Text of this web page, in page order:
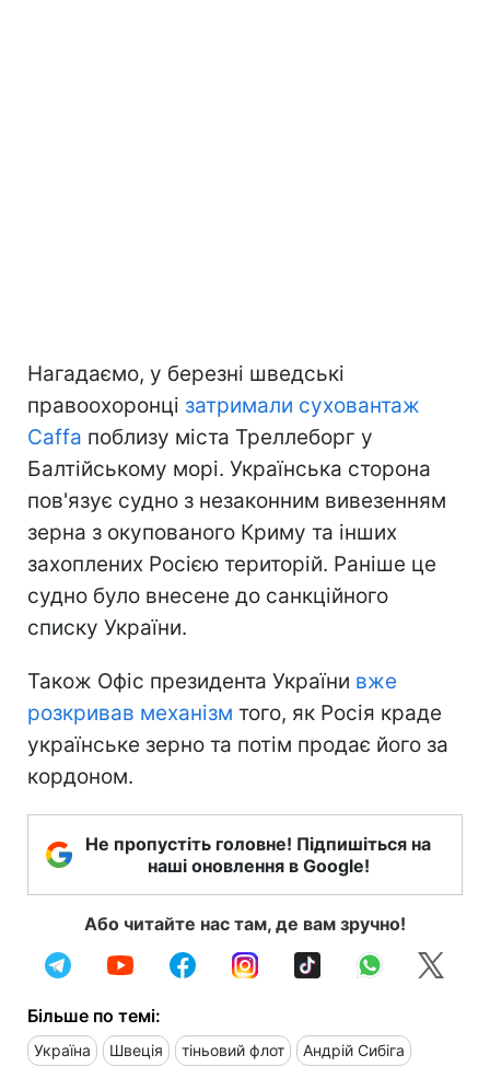
Нагадаємо, у березні шведські
правоохоронці затримали суховантаж
Caffa поблизу міста Треллеборг у
Балтійському морі. Українська сторона
пов'язує судно з незаконним вивезенням
зерна з окупованого Криму та інших
захоплених Росією територій. Раніше це
судно було внесене до санкційного
списку України.
Також Офіс президента України вже
розкривав механізм того, як Росія краде
українське зерно та потім продає його за
кордоном.
Не пропустіть головне! Підпишіться на
наші оновлення в Google!
Або читайте нас там, де вам зручно!
Більше по темі:
Україна Швеція тіньовий флот Андрій Сибіга